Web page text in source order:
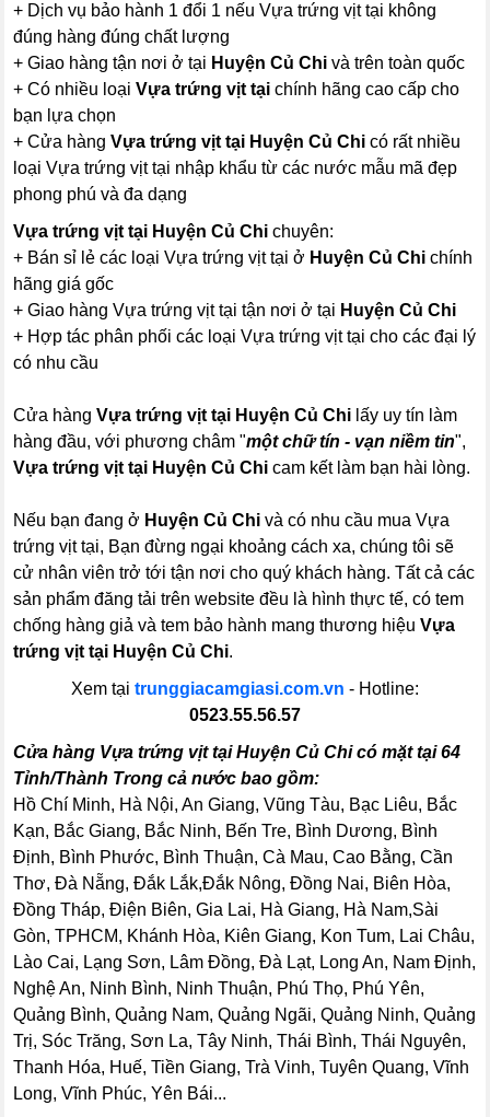
+ Dịch vụ bảo hành 1 đổi 1 nếu Vựa trứng vịt tại không
đúng hàng đúng chất lượng
+ Giao hàng tận nơi ở tại Huyện Củ Chi và trên toàn quốc
+ Có nhiều loạiVựa trứng vịt tại chính hãng cao cấp cho
bạn lựa chọn
+ Cửa hàngVựa trứng vịt tại Huyện Củ Chi có rất nhiều
loại Vựa trứng vịt tại nhập khẩu từ các nước mẫu mã đẹp
phong phú và đa dạng
Vựa trứng vịt tại Huyện Củ Chichuyên:
+ Bán sỉ lẻ các loại Vựa trứng vịt tại ở Huyện Củ Chi chính
hãng giá gốc
+ Giao hàng Vựa trứng vịt tại tận nơi ở tại Huyện Củ Chi
+ Hợp tác phân phối các loại Vựa trứng vịt tại cho các đại lý
có nhu cầu
Cửa hàngVựa trứng vịt tại Huyện Củ Chi lấy uy tín làm
hàng đầu, với phương châm "một chữ tín - vạn niềm tin",
Vựa trứng vịt tại Huyện Củ Chi cam kết làm bạn hài lòng.
Nếu bạn đang ở Huyện Củ Chi và có nhu cầu mua Vựa
trứng vịt tại, Bạn đừng ngại khoảng cách xa, chúng tôi sẽ
cử nhân viên trở tới tận nơi cho quý khách hàng. Tất cả các
sản phẩm đăng tải trên website đều là hình thực tế, có tem
chống hàng giả và tem bảo hành mang thương hiệuVựa
trứng vịt tại Huyện Củ Chi.
Xem tại trunggiacamgiasi.com.vn - Hotline:
0523.55.56.57
Cửa hàng Vựa trứng vịt tại Huyện Củ Chi có mặt tại 64
Tỉnh/Thành Trong cả nước bao gồm:
Hồ Chí Minh, Hà Nội, An Giang, Vũng Tàu, Bạc Liêu, Bắc
Kạn, Bắc Giang, Bắc Ninh, Bến Tre, Bình Dương, Bình
Định, Bình Phước, Bình Thuận, Cà Mau, Cao Bằng, Cần
Thơ, Đà Nẵng, Đắk Lắk,Đắk Nông, Đồng Nai, Biên Hòa,
Đồng Tháp, Điện Biên, Gia Lai, Hà Giang, Hà Nam,Sài
Gòn, TPHCM, Khánh Hòa, Kiên Giang, Kon Tum, Lai Châu,
Lào Cai, Lạng Sơn, Lâm Đồng, Đà Lạt, Long An, Nam Định,
Nghệ An, Ninh Bình, Ninh Thuận, Phú Thọ, Phú Yên,
Quảng Bình, Quảng Nam, Quảng Ngãi, Quảng Ninh, Quảng
Trị, Sóc Trăng, Sơn La, Tây Ninh, Thái Bình, Thái Nguyên,
Thanh Hóa, Huế, Tiền Giang, Trà Vinh, Tuyên Quang, Vĩnh
Long, Vĩnh Phúc, Yên Bái...